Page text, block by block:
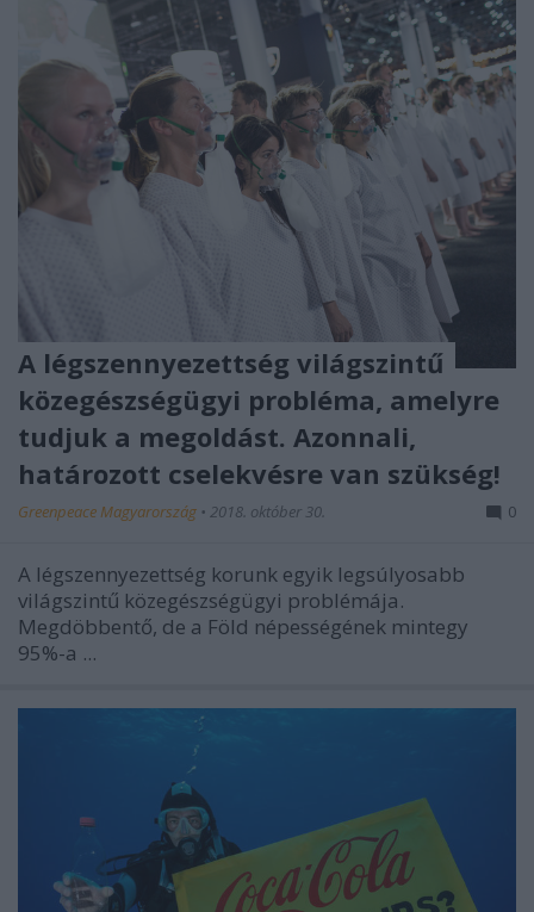
A légszennyezettség világszintű
közegészségügyi probléma, amelyre
tudjuk a megoldást. Azonnali,
határozott cselekvésre van szükség!
Greenpeace Magyarország • 2018. október 30. 0
A légszennyezettség korunk egyik legsúlyosabb
világszintű közegészségügyi problémája.
Megdöbbentő, de a Föld népességének mintegy
95%-a ...